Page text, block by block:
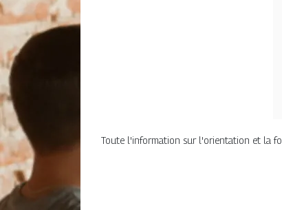
Toute l'information sur l'orientation et la